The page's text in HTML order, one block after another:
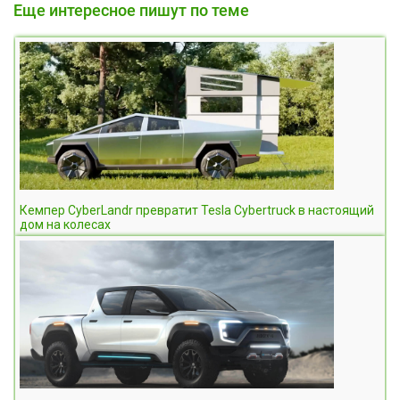
Еще интересное пишут по теме
Кемпер CyberLandr превратит Tesla Cybertruck в настоящий
дом на колесах